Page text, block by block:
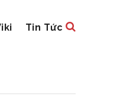
Tin Tức